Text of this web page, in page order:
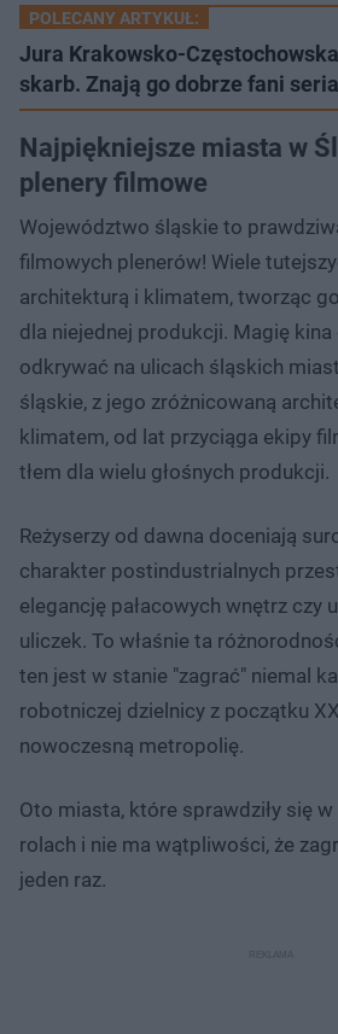
POLECANY ARTYKUŁ:
Jura Krakowsko-
skarb. Znają go dobrze fani
Najpiękniejsze miasta w
plenery filmowe
Województwo śląskie to
filmowych plenerów! Wiele
architekturą i klimatem, tworząc
dla niejednej produkcji. Magię kina
odkrywać na ulicach śląskich
śląskie, z jego zróżnicowaną
klimatem, od lat przyciąga ekipy
tłem dla wielu głośnych produkcji.
Reżyserzy od dawna doceniają
charakter postindustrialnych
elegancję pałacowych wnętrz czy
uliczek. To właśnie ta
ten jest w stanie "zagrać" niemal
robotniczej dzielnicy z początku
nowoczesną metropolię.
Oto miasta, które sprawdziły się
rolach i nie ma wątpliwości, że
jeden raz.